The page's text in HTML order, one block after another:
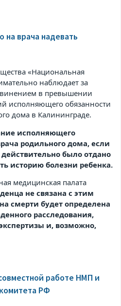
на врача надевать
«Национальная
наблюдает за
в превышении
исполняющего обязанности
дома в Калининграде.
исполняющего
родильного дома, если
было отдано
историю болезни ребенка.
медицинская палата
не связана с этим
смерти будет определена
расследования,
и, возможно,
работе НМП и
РФ